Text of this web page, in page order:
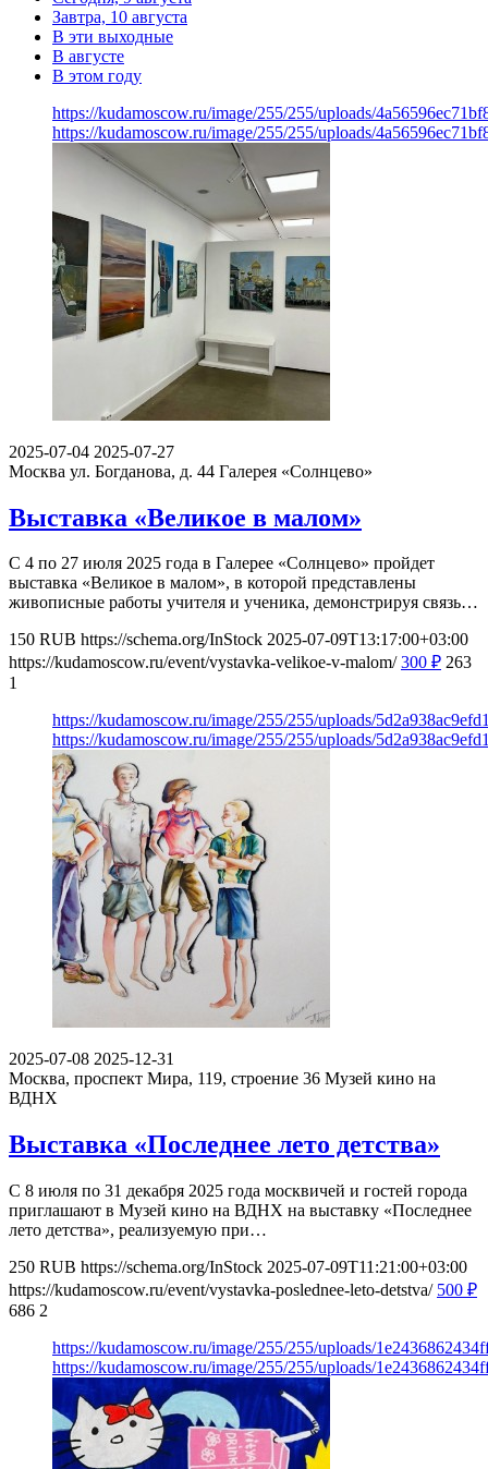
Завтра, 10 августа
В эти выходные
В августе
В этом году
https://kudamoscow.ru/image/255/255/uploads/
https://kudamoscow.ru/image/255/255/uploads/
2025-07-04 2025-07-27
Москва ул. Богданова, д. 44 Галерея «Солнцево»
Выставка «Великое в малом»
С 4 по 27 июля 2025 года в Галерее «Солнцево» пройдет
выставка «Великое в малом», в которой представлены
живописные работы учителя и ученика, демонстрируя связь…
150 RUB https://schema.org/InStock 2025-07-09T13:17:00+03:00
https://kudamoscow.ru/event/vystavka-velikoe-v-malom/ 300 ₽ 263
1
https://kudamoscow.ru/image/255/255/uploads/
https://kudamoscow.ru/image/255/255/uploads/
2025-07-08 2025-12-31
Москва, проспект Мира, 119, строение 36 Музей кино на
ВДНХ
Выставка «Последнее лето детства»
С 8 июля по 31 декабря 2025 года москвичей и гостей города
приглашают в Музей кино на ВДНХ на выставку «Последнее
лето детства», реализуемую при…
250 RUB https://schema.org/InStock 2025-07-09T11:21:00+03:00
https://kudamoscow.ru/event/vystavka-poslednee-leto-detstva/ 500 ₽
686 2
https://kudamoscow.ru/image/255/255/uploads/
https://kudamoscow.ru/image/255/255/uploads/